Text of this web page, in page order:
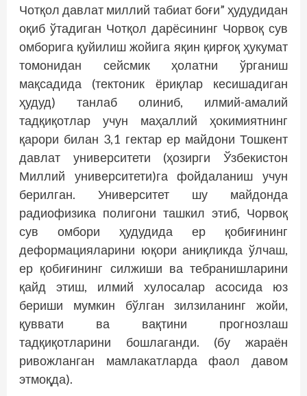
Чотқол давлат миллий табиат боғи” ҳудудидан
оқиб ўтадиган Чотқол дарёсининг Чорвоқ сув
омборига қуйилиш жойига яқин қирғоқ ҳукумат
томонидан сейсмик ҳолатни ўрганиш
мақсадида (тектоник ёриқлар кесишадиган
ҳудуд) танлаб олиниб, илмий-амалий
тадқиқотлар учун маҳаллий ҳокимиятнинг
қарори билан 3,1 гектар ер майдони Тошкент
давлат университети (ҳозирги Ўзбекистон
Миллий университети)га фойдаланиш учун
берилган. Университет шу майдонда
радиофизика полигони ташкил этиб, Чорвоқ
сув омбори ҳудудида ер қобиғининг
деформацияларини юқори аниқликда ўлчаш,
ер қобиғининг силжиши ва тебранишларини
қайд этиш, илмий хулосалар асосида юз
бериши мумкин бўлган зилзиланинг жойи,
қуввати ва вақтини прогнозлаш
тадқиқотларини бошлаганди. (бу жараён
ривожланган мамлакатларда фаол давом
этмоқда).